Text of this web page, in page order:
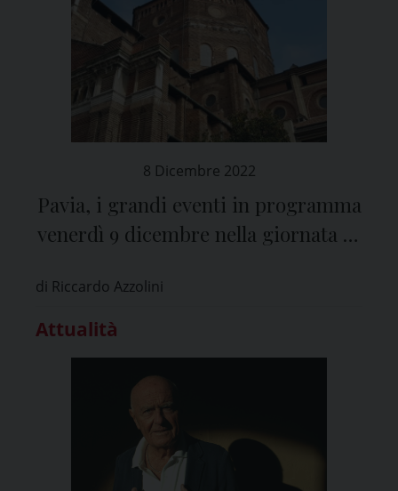
8 Dicembre 2022
Pavia, i grandi eventi in programma
venerdì 9 dicembre nella giornata di
di Riccardo Azzolini
Attualità